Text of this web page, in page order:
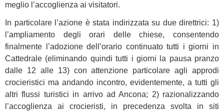
meglio l’accoglienza ai visitatori.
In particolare l’azione è stata indirizzata su due direttrici: 1)
l’ampliamento degli orari delle chiese, consentendo
finalmente l’adozione dell’orario continuato tutti i giorni in
Cattedrale (eliminando quindi tutti i giorni la pausa pranzo
dalle 12 alle 13) con attenzione particolare agli approdi
crocieristici ma andando incontro, evidentemente, a tutti gli
altri flussi turistici in arrivo ad Ancona; 2) razionalizzando
l’accoglienza ai crocieristi, in precedenza svolta in siti